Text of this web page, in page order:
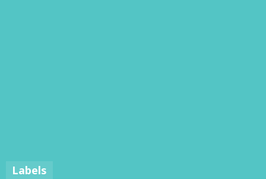
Labels